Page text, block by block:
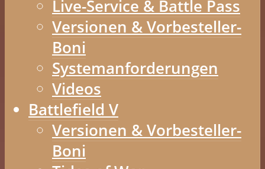
Live-Service & Battle Pass
Versionen & Vorbesteller-
Boni
Systemanforderungen
Videos
Battlefield V
Versionen & Vorbesteller-
Boni